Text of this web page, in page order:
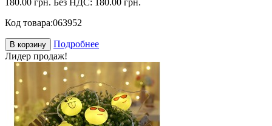
180.00 грн. Без НДС: 180.00 грн.
Код товара:063952
В корзину
Подробнее
Лидер продаж!